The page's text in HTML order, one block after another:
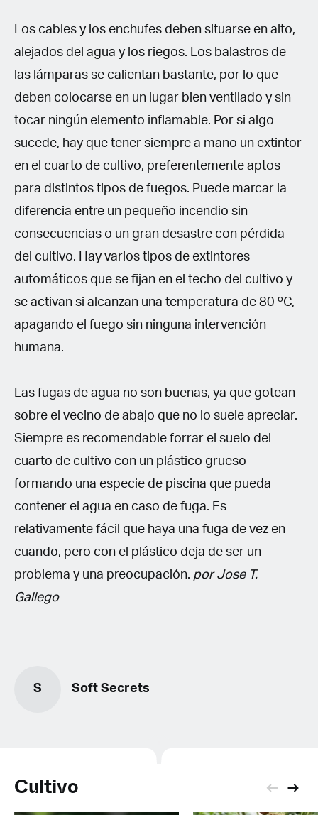
Los cables y los enchufes deben situarse en alto,
alejados del agua y los riegos. Los balastros de
las lámparas se calientan bastante, por lo que
deben colocarse en un lugar bien ventilado y sin
tocar ningún elemento inflamable. Por si algo
sucede, hay que tener siempre a mano un extintor
en el cuarto de cultivo, preferentemente aptos
para distintos tipos de fuegos. Puede marcar la
diferencia entre un pequeño incendio sin
consecuencias o un gran desastre con pérdida
del cultivo. Hay varios tipos de extintores
automáticos que se fijan en el techo del cultivo y
se activan si alcanzan una temperatura de 80 ºC,
apagando el fuego sin ninguna intervención
humana.
Las fugas de agua no son buenas, ya que gotean
sobre el vecino de abajo que no lo suele apreciar.
Siempre es recomendable forrar el suelo del
cuarto de cultivo con un plástico grueso
formando una especie de piscina que pueda
contener el agua en caso de fuga. Es
relativamente fácil que haya una fuga de vez en
cuando, pero con el plástico deja de ser un
problema y una preocupación. por Jose T.
Gallego
S Soft Secrets
Cultivo